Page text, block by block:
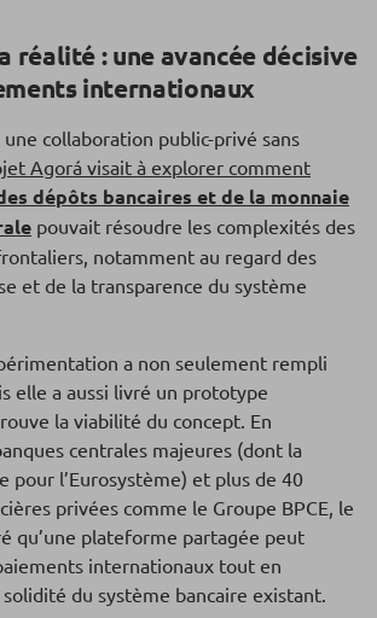
réalité : une avancée décisive
internationaux
collaboration public-privé sans
Agorá visait à explorer comment
dépôts bancaires et de la monnaie
pouvait résoudre les complexités des
notamment au regard des
et de la transparence du système
a non seulement rempli
elle a aussi livré un prototype
la viabilité du concept. En
centrales majeures (dont la
pour l’Eurosystème) et plus de 40
privées comme le Groupe BPCE, le
qu’une plateforme partagée peut
internationaux tout en
solidité du système bancaire existant.